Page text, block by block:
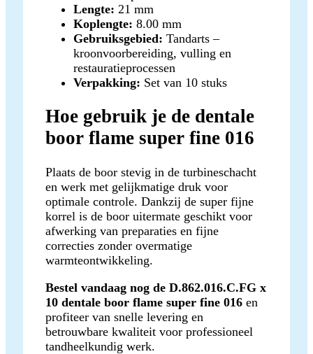
Lengte: 21 mm
Koplengte: 8.00 mm
Gebruiksgebied: Tandarts –
kroonvoorbereiding, vulling en
restauratieprocessen
Verpakking: Set van 10 stuks
Hoe gebruik je de dentale
boor flame super fine 016
Plaats de boor stevig in de turbineschacht
en werk met gelijkmatige druk voor
optimale controle. Dankzij de super fijne
korrel is de boor uitermate geschikt voor
afwerking van preparaties en fijne
correcties zonder overmatige
warmteontwikkeling.
Bestel vandaag nog de D.862.016.C.FG x
10 dentale boor flame super fine 016 en
profiteer van snelle levering en
betrouwbare kwaliteit voor professioneel
tandheelkundig werk.